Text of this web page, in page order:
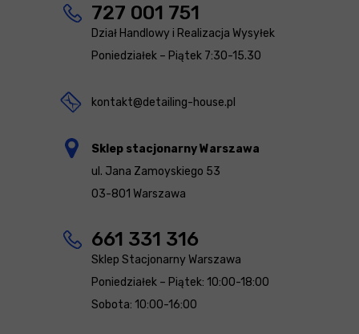
727 001 751
Dział Handlowy i Realizacja Wysyłek
Poniedziałek – Piątek 7:30-15.30
kontakt@detailing-house.pl
Sklep stacjonarny Warszawa
ul. Jana Zamoyskiego 53
03-801 Warszawa
661 331 316
Sklep Stacjonarny Warszawa
Poniedziałek – Piątek: 10:00-18:00
Sobota: 10:00-16:00